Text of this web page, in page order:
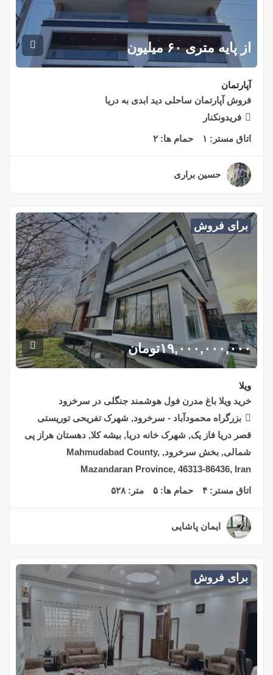
از پایه متری ۶۰ میلیون
آپارتمان
فروش آپارتمان ساحلی دید ابدی به دریا
فریدونکنار
اتاق مستر: ۱ حمام ها: ۲
حسین براری
برای فروش
۱۹,۰۰۰,۰۰۰,۰۰۰تومان
ویلا
خرید ویلا باغ مدرن فول هوشمند جنگلی در سرخرود
بزرگراه محمودآباد - سرخرود, شهرک تفریحی توریستی
قصر دریا فاز یک, شهرک خانه دریا, بیشه کلا, دهستان هراز پی
شمالی, بخش سرخرود, Mahmudabad County,
Mazandaran Province, 46313-86436, Iran
اتاق مستر: ۴ حمام ها: ۵ متر: ۵۲۸
ایمان پاشایی
برای فروش